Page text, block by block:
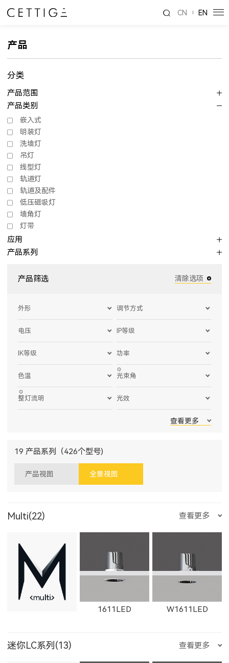
CN EN
产品
分类
产品范围
产品类别
嵌入式
明装灯
洗墙灯
吊灯
线型灯
轨道灯
轨道及配件
低压磁吸灯
墙角灯
灯带
应用
产品系列
产品筛选 清除选项
外形 调节方式
电压 IP等级
IK等级 功率
色温 光束角
整灯流明 光效
查看更多
19 产品系列（426个型号)
产品视图 全景视图
Multi(22) 查看更多
1611LED W1611LED
迷你LC系列(13) 查看更多